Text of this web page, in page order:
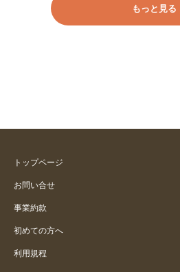
履き心地良かったです
履きやすいみたい。
もっと見る
トップページ
お問い合せ
事業約款
初めての方へ
利用規程